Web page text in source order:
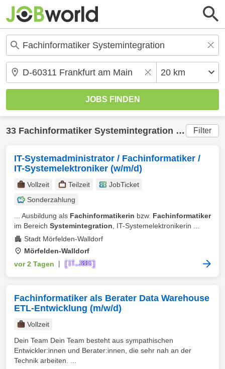
33 Fachinformatiker Systemintegration Filter
IT-Systemadministrator / Fachinformatiker /
IT-Systemelektroniker (w/m/d)
Vollzeit Teilzeit
JobTicket
Sonderzahlung
... Ausbildung als Fachinformatikerin bzw. Fachinformatiker
im Bereich Systemintegration , IT-Systemelektronikerin ...
Stadt Mörfelden-Walldorf
Mörfelden-Walldorf
vor 2 Tagen
Fachinformatiker als Berater Data Warehouse
ETL-Entwicklung (m/w/d)
Vollzeit
Dein Team Dein Team besteht aus sympathischen
Entwickler:innen und Berater:innen, die sehr nah an der
Technik arbeiten. ...